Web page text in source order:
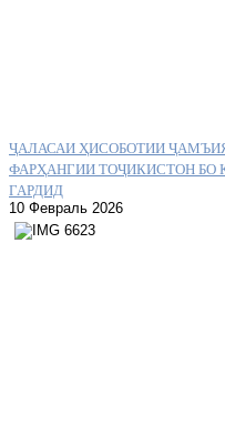
ҶАЛАСАИ ҲИСОБОТИИ
ФАРҲАНГИИ ТОҶИКИСТОН БО
ГАРДИД
10 Февраль 2026